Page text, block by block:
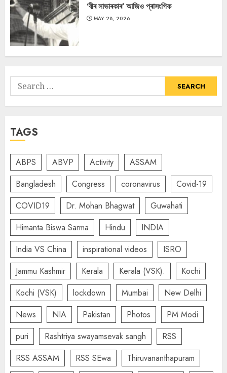
‘বীৰ সাভাৰকাৰ’ আজিও প্ৰাসংগিক
MAY 28, 2026
Search
for:
TAGS
ABPS ABVP Activity
ASSAM
Bangladesh
Congress coronavirus
Covid-19
COVID19
Dr. Mohan Bhagwat
Guwahati
Himanta Biswa Sarma
Hindu
INDIA
India VS China
inspirational videos
ISRO
Jammu Kashmir
Kerala Kerala (VSK).
Kochi
Kochi (VSK)
lockdown Mumbai
New Delhi
News
NIA Pakistan Photos
PM Modi
puri
Rashtriya swayamsevak sangh
RSS
RSS ASSAM
RSS SEwa
Thiruvananthapuram